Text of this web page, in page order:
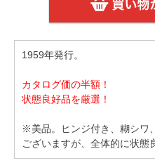
1959年発行。
カタログ価の半額！
状態良好品を厳選！
※美品。ヒンジ付き、糊シワ
ございますが、全体的に状態